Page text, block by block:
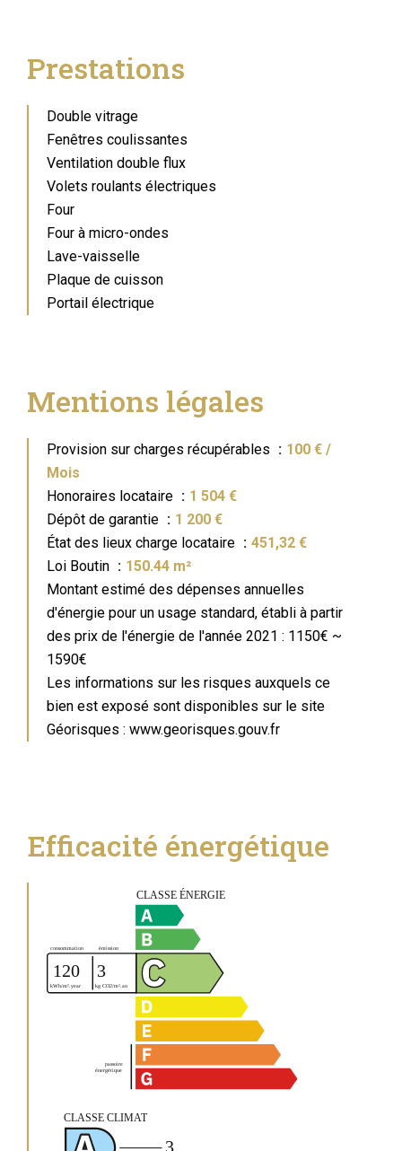
Prestations
Double vitrage
Fenêtres coulissantes
Ventilation double flux
Volets roulants électriques
Four
Four à micro-ondes
Lave-vaisselle
Plaque de cuisson
Portail électrique
Mentions légales
Provision sur charges récupérables
100 € /
Mois
Honoraires locataire
1 504 €
Dépôt de garantie
1 200 €
État des lieux charge locataire
451,32 €
Loi Boutin
150.44 m²
Montant estimé des dépenses annuelles
d'énergie pour un usage standard, établi à partir
des prix de l'énergie de l'année 2021 : 1150€ ~
1590€
Les informations sur les risques auxquels ce
bien est exposé sont disponibles sur le site
Géorisques : www.georisques.gouv.fr
Efficacité énergétique